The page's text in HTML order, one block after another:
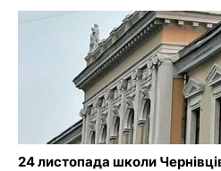
24 листопада школи